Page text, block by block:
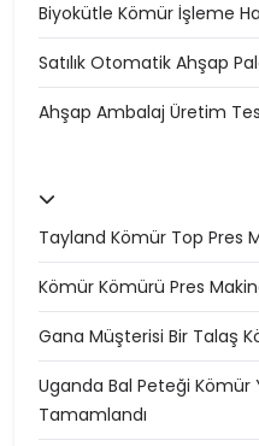
Biyokütle Kömür İşleme
Satılık Otomatik Ahşap
Ahşap Ambalaj Üretim
Tayland Kömür Top Pres
Kömür Kömürü Pres
Gana Müşterisi Bir Talaş
Uganda Bal Peteği Kömür
Tamamlandı